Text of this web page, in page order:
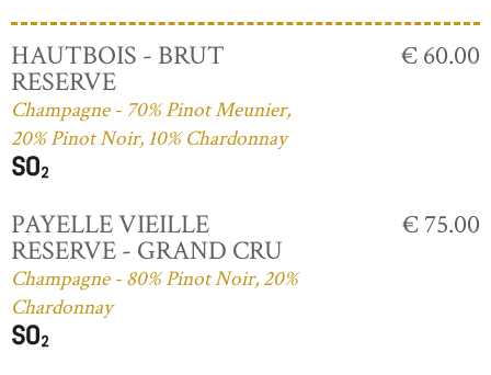
HAUTBOIS - BRUT
RESERVE
Champagne - 70% Pinot Meunier,
20% Pinot Noir, 10% Chardonnay
€ 60.00
PAYELLE VIEILLE
RESERVE - GRAND CRU
Champagne - 80% Pinot Noir, 20%
Chardonnay
€ 75.00